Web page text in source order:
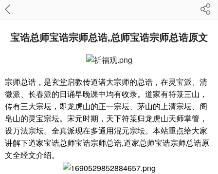
宝诰总师宝诰宗师总诰,总师宝诰宗师总诰原文
宗师总诰，是玄堂启教传道诸大宗师的总诰，在灵宝派、清
微派、长春派的日诵早晚课中均有收录。道家有符箓三山，
传有三大宗坛，即龙虎山的正一宗坛、茅山的上清宗坛、阁
皂山的灵宝宗坛。宋元时期，天下符箓归龙虎山天师掌管，
设万法宗坛。全真派现在多通用混元宗坛。本站重点给大家
讲解下道家宝诰总师宝诰宗师总诰,道家总师宝诰宗师总诰原
文全经文介绍。